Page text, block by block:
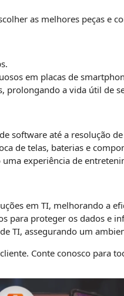
as melhores peças e
em placas de
prolongando a vida útil de
software até a resolução
de telas, baterias e
experiência de
em TI, melhorando a
para proteger os dados e
TI, assegurando um
Conte conosco para